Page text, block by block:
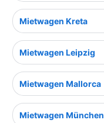
Mietwagen Kreta
Mietwagen Leipzig
Mietwagen Mallorca
Mietwagen München